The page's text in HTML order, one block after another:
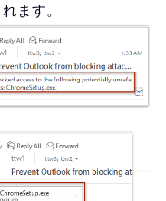
ます。